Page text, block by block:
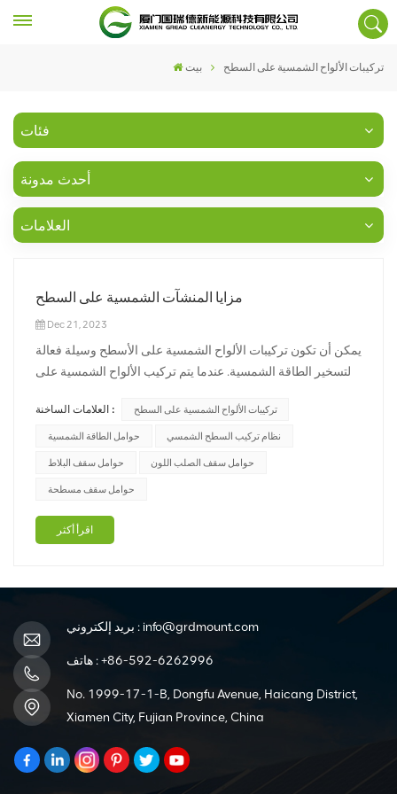
بيت تركيبات الألواح الشمسية على السطح
فئات
أحدث مدونة
العلامات
مزايا المنشآت الشمسية على السطح
Dec 21, 2023
يمكن أن تكون تركيبات الألواح الشمسية على الأسطح وسيلة فعالة
لتسخير الطاقة الشمسية. عندما يتم تركيب الألواح الشمسية على
التعرض لأشعة الشمس طوال اليوم. وهذا يزيد من إمكانات توليد
العلامات الساخنة : تركيبات الألواح الشمسية على السطح
حوامل الطاقة الشمسية نظام تركيب السطح الشمسي
حوامل سقف البلاط حوامل سقف الصلب اللون
حوامل سقف مسطحة
اقرأ أكثر
بريد إلكتروني : info@grdmount.com
هاتف :+86-592-6262996
No. 1999-17-1-B, Dongfu Avenue, Haicang District,
Xiamen City, Fujian Province, China